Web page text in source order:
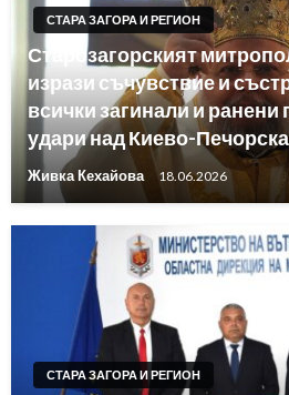
СТАРА ЗАГОРА И РЕГИОН
Старозагорският
изрази съчувствие и
всички загинали и ранени
удари над Киево-
Живка Кехайова 18.06.2026
СТАРА ЗАГОРА И РЕГИОН